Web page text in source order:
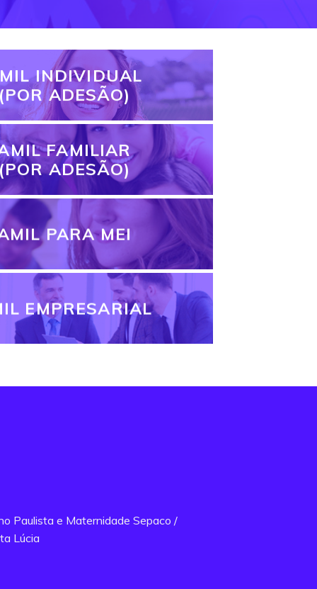
INDIVIDUAL
ADESÃO)
FAMILIAR
ADESÃO)
PARA MEI
EMPRESARIAL
Paulista e Maternidade Sepaco /
Lúcia